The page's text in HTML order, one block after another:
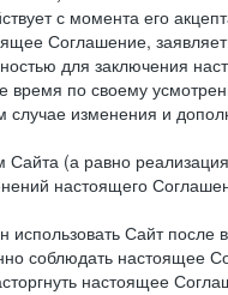
с момента его
Соглашение,
для заключения
по своему
изменения и
Сайта (а равно
настоящего
использовать Сайт
соблюдать настоящее
настоящее